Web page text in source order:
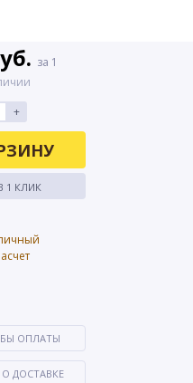
за 1
+
1 КЛИК
ОПЛАТЫ
ДОСТАВКЕ